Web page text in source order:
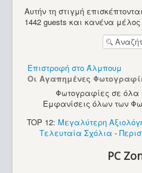
Αυτήν τη στιγμή
1442 guests και κανένα μέλος
Επιστροφή στο Άλμπουμ
Οι Αγαπημένες
Φωτογραφίες σε όλα
Εμφανίσεις όλων των
TOP 12: Μεγαλύτερη
Τελευταία Σχόλια -
PC